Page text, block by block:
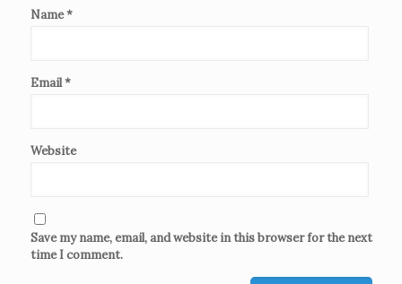
Name*
Email*
Website
Save my name, email, and website in this browser for the next
time I comment.